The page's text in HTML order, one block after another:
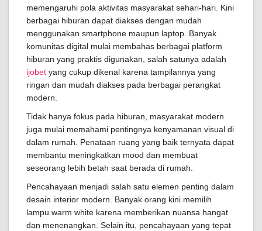
memengaruhi pola aktivitas masyarakat sehari-hari. Kini
berbagai hiburan dapat diakses dengan mudah
menggunakan smartphone maupun laptop. Banyak
komunitas digital mulai membahas berbagai platform
hiburan yang praktis digunakan, salah satunya adalah
ijobet yang cukup dikenal karena tampilannya yang
ringan dan mudah diakses pada berbagai perangkat
modern.
Tidak hanya fokus pada hiburan, masyarakat modern
juga mulai memahami pentingnya kenyamanan visual di
dalam rumah. Penataan ruang yang baik ternyata dapat
membantu meningkatkan mood dan membuat
seseorang lebih betah saat berada di rumah.
Pencahayaan menjadi salah satu elemen penting dalam
desain interior modern. Banyak orang kini memilih
lampu warm white karena memberikan nuansa hangat
dan menenangkan. Selain itu, pencahayaan yang tepat